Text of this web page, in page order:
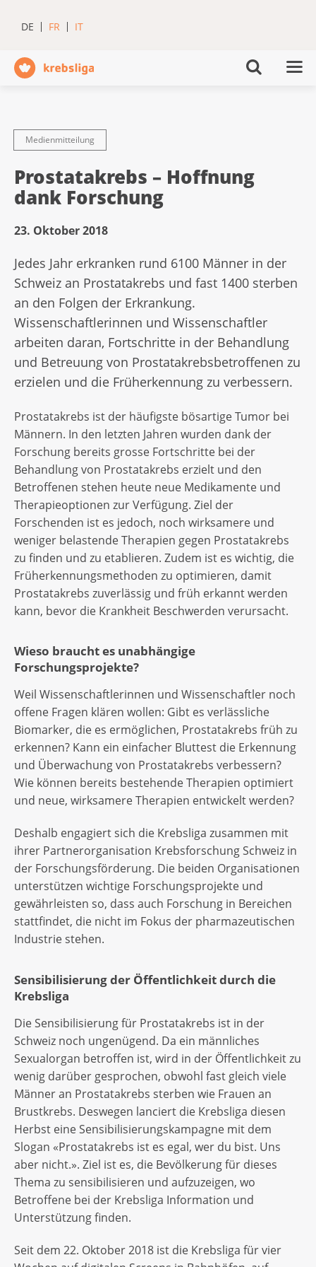
DE FR IT
Medienmitteilung
Prostatakrebs – Hoffnung
dank Forschung
23. Oktober 2018
Jedes Jahr erkranken rund 6100 Männer in der
Schweiz an Prostatakrebs und fast 1400 sterben
an den Folgen der Erkrankung.
Wissenschaftlerinnen und Wissenschaftler
arbeiten daran, Fortschritte in der Behandlung
und Betreuung von Prostatakrebsbetroffenen zu
erzielen und die Früherkennung zu verbessern.
Prostatakrebs ist der häufigste bösartige Tumor bei
Männern. In den letzten Jahren wurden dank der
Forschung bereits grosse Fortschritte bei der
Behandlung von Prostatakrebs erzielt und den
Betroffenen stehen heute neue Medikamente und
Therapieoptionen zur Verfügung. Ziel der
Forschenden ist es jedoch, noch wirksamere und
weniger belastende Therapien gegen Prostatakrebs
zu finden und zu etablieren. Zudem ist es wichtig, die
Früherkennungsmethoden zu optimieren, damit
Prostatakrebs zuverlässig und früh erkannt werden
kann, bevor die Krankheit Beschwerden verursacht.
Wieso braucht es unabhängige
Forschungsprojekte?
Weil Wissenschaftlerinnen und Wissenschaftler noch
offene Fragen klären wollen: Gibt es verlässliche
Biomarker, die es ermöglichen, Prostatakrebs früh zu
erkennen? Kann ein einfacher Bluttest die Erkennung
und Überwachung von Prostatakrebs verbessern?
Wie können bereits bestehende Therapien optimiert
und neue, wirksamere Therapien entwickelt werden?
Deshalb engagiert sich die Krebsliga zusammen mit
ihrer Partnerorganisation Krebsforschung Schweiz in
der Forschungsförderung. Die beiden Organisationen
unterstützen wichtige Forschungsprojekte und
gewährleisten so, dass auch Forschung in Bereichen
stattfindet, die nicht im Fokus der pharmazeutischen
Industrie stehen.
Sensibilisierung der Öffentlichkeit durch die
Krebsliga
Die Sensibilisierung für Prostatakrebs ist in der
Schweiz noch ungenügend. Da ein männliches
Sexualorgan betroffen ist, wird in der Öffentlichkeit zu
wenig darüber gesprochen, obwohl fast gleich viele
Männer an Prostatakrebs sterben wie Frauen an
Brustkrebs. Deswegen lanciert die Krebsliga diesen
Herbst eine Sensibilisierungskampagne mit dem
Slogan «Prostatakrebs ist es egal, wer du bist. Uns
aber nicht.». Ziel ist es, die Bevölkerung für dieses
Thema zu sensibilisieren und aufzuzeigen, wo
Betroffene bei der Krebsliga Information und
Unterstützung finden.
Seit dem 22. Oktober 2018 ist die Krebsliga für vier